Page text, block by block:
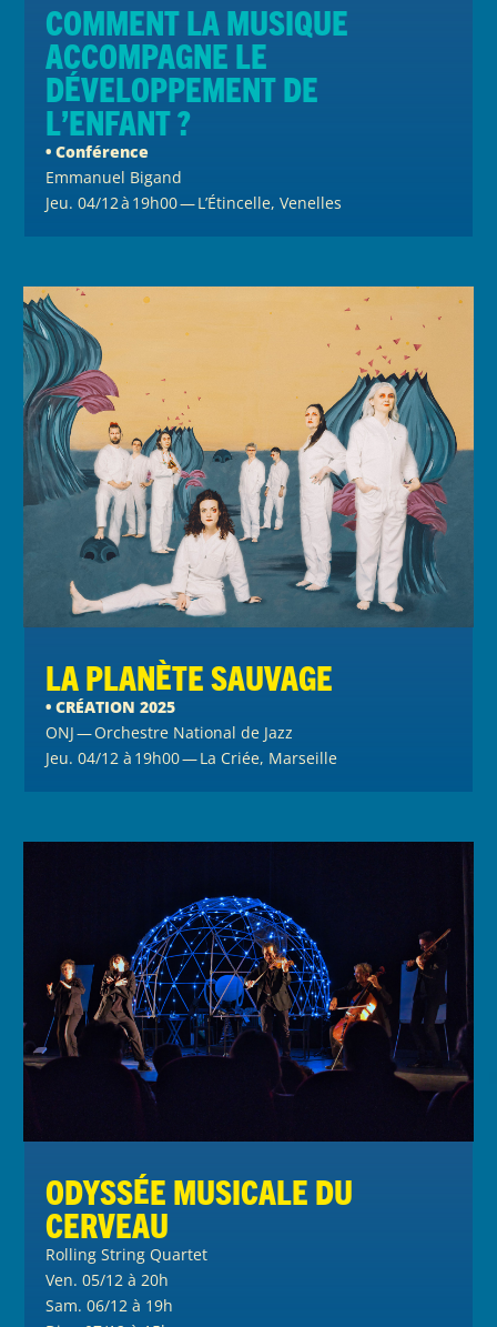
Comment la musique
accompagne le
développement de
l’enfant ?
• Conférence
Emmanuel Bigand
Jeu. 04/12 à 19h00 — L’Étincelle, Venelles
La planète sauvage
• CRÉATION 2025
ONJ — Orchestre National de Jazz
Jeu. 04/12 à 19h00 — La Criée, Marseille
Odyssée musicale du
cerveau
Rolling String Quartet
Ven. 05/12 à 20h
Sam. 06/12 à 19h